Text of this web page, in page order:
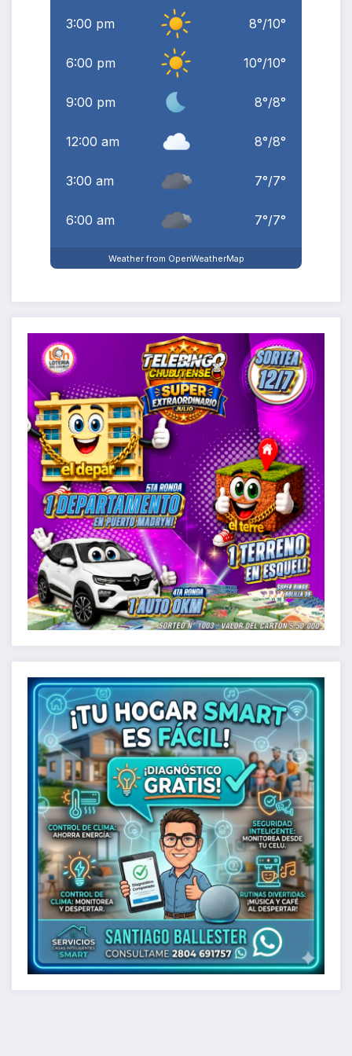
3:00 pm 8°/10°
6:00 pm 10°/10°
9:00 pm 8°/8°
12:00 am 8°/8°
3:00 am 7°/7°
6:00 am 7°/7°
Weather from OpenWeatherMap